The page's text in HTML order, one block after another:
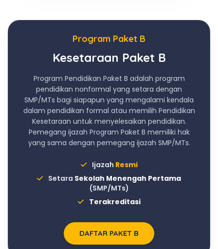
Program Paket B
Kesetaraan Paket B
Program Pendidikan Paket B adalah program
pendidikan nonformal yang setara dengan
SMP/MTs bagi siapapun yang mengalami kendala
dalam pendidikan formal atau memilih Pendidikan
Kesetaraan untuk menyelesaikan pendidikan.
Pemegang ijazah Program Paket B memiliki hak
yang sama dengan pemegang ijazah SMP/MTs.
Ijazah Resmi
Setara Sekolah Menengah Pertama
(SMP/MTs)
Terakreditasi
DAFTAR PAKET B